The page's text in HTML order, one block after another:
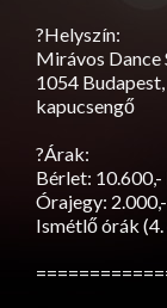
?Helyszín:
Mirávos Dance
1054
kapucsengő
?Árak:
Bérlet:
Órajegy:
Ismétlő órák (4.